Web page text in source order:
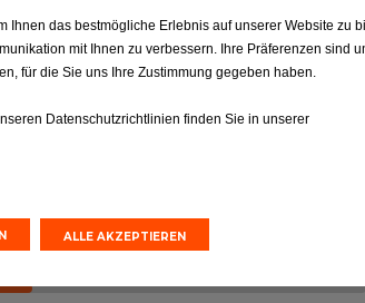
Reifen
Reifen: Die entscheidende
Verbindung, die nicht
Terminvereinbarung
Ihnen das bestmögliche Erlebnis auf unserer Website zu
mit Ihnen zu verbessern. Ihre Präferenzen sind
für die Sie uns Ihre Zustimmung gegeben haben.
Datenschutzrichtlinien finden Sie in unserer
ALLE AKZEPTIEREN